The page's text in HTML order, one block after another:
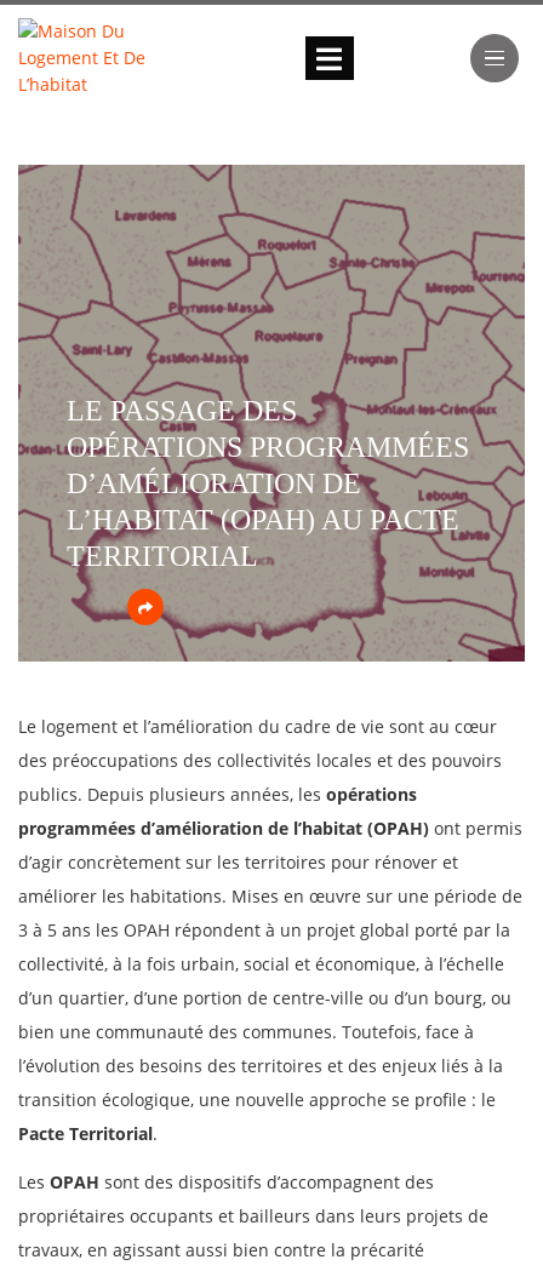
LE PASSAGE DES
OPÉRATIONS PROGRAMMÉES
D’AMÉLIORATION DE
L’HABITAT (OPAH) AU PACTE
TERRITORIAL
Le logement et l’amélioration du cadre de vie sont au cœur
des préoccupations des collectivités locales et des pouvoirs
publics. Depuis plusieurs années, les opérations
programmées d’amélioration de l’habitat (OPAH) ont permis
d’agir concrètement sur les territoires pour rénover et
améliorer les habitations. Mises en œuvre sur une période de
3 à 5 ans les OPAH répondent à un projet global porté par la
collectivité, à la fois urbain, social et économique, à l’échelle
d’un quartier, d’une portion de centre-ville ou d’un bourg, ou
bien une communauté des communes. Toutefois, face à
l’évolution des besoins des territoires et des enjeux liés à la
transition écologique, une nouvelle approche se profile : le
Pacte Territorial.
Les OPAH sont des dispositifs d’accompagnent des
propriétaires occupants et bailleurs dans leurs projets de
travaux, en agissant aussi bien contre la précarité